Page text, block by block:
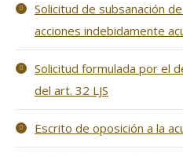
Solicitud de subsanación
acciones indebidamente
Solicitud formulada por el
del art. 32 LJS
Escrito de oposición a la